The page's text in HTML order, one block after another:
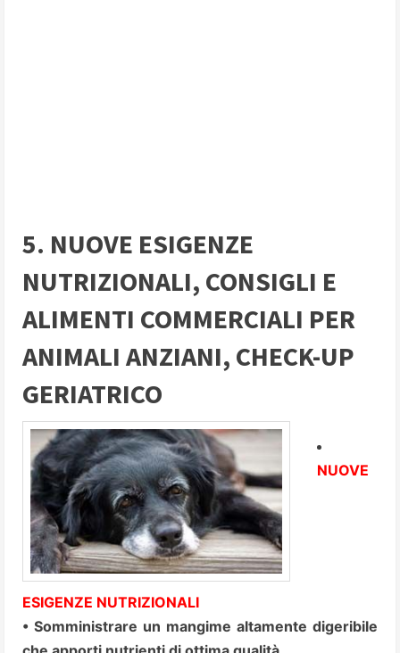
5. NUOVE ESIGENZE
NUTRIZIONALI, CONSIGLI E
ALIMENTI COMMERCIALI PER
ANIMALI ANZIANI, CHECK-UP
GERIATRICO
NUOVE
ESIGENZE NUTRIZIONALI
• Somministrare un mangime altamente digeribile